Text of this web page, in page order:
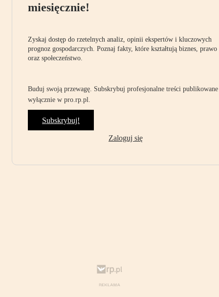
miesięcznie!
Zyskaj dostęp do rzetelnych analiz, opinii ekspertów i kluczowych
prognoz gospodarczych. Poznaj fakty, które kształtują biznes, prawo
oraz społeczeństwo.
Buduj swoją przewagę. Subskrybuj profesjonalne treści publikowane
wyłącznie w pro.rp.pl.
Subskrybuj!
Zaloguj się